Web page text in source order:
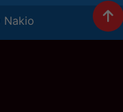
Nakio